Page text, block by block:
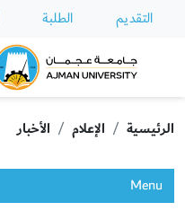
التقديم الطلبة
Ajman University
الرئيسية الإعلام الأخبار
Menu